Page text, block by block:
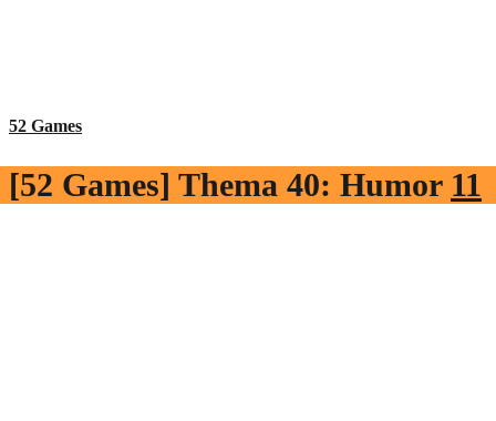
52 Games
[52 Games] Thema 40: Humor 11